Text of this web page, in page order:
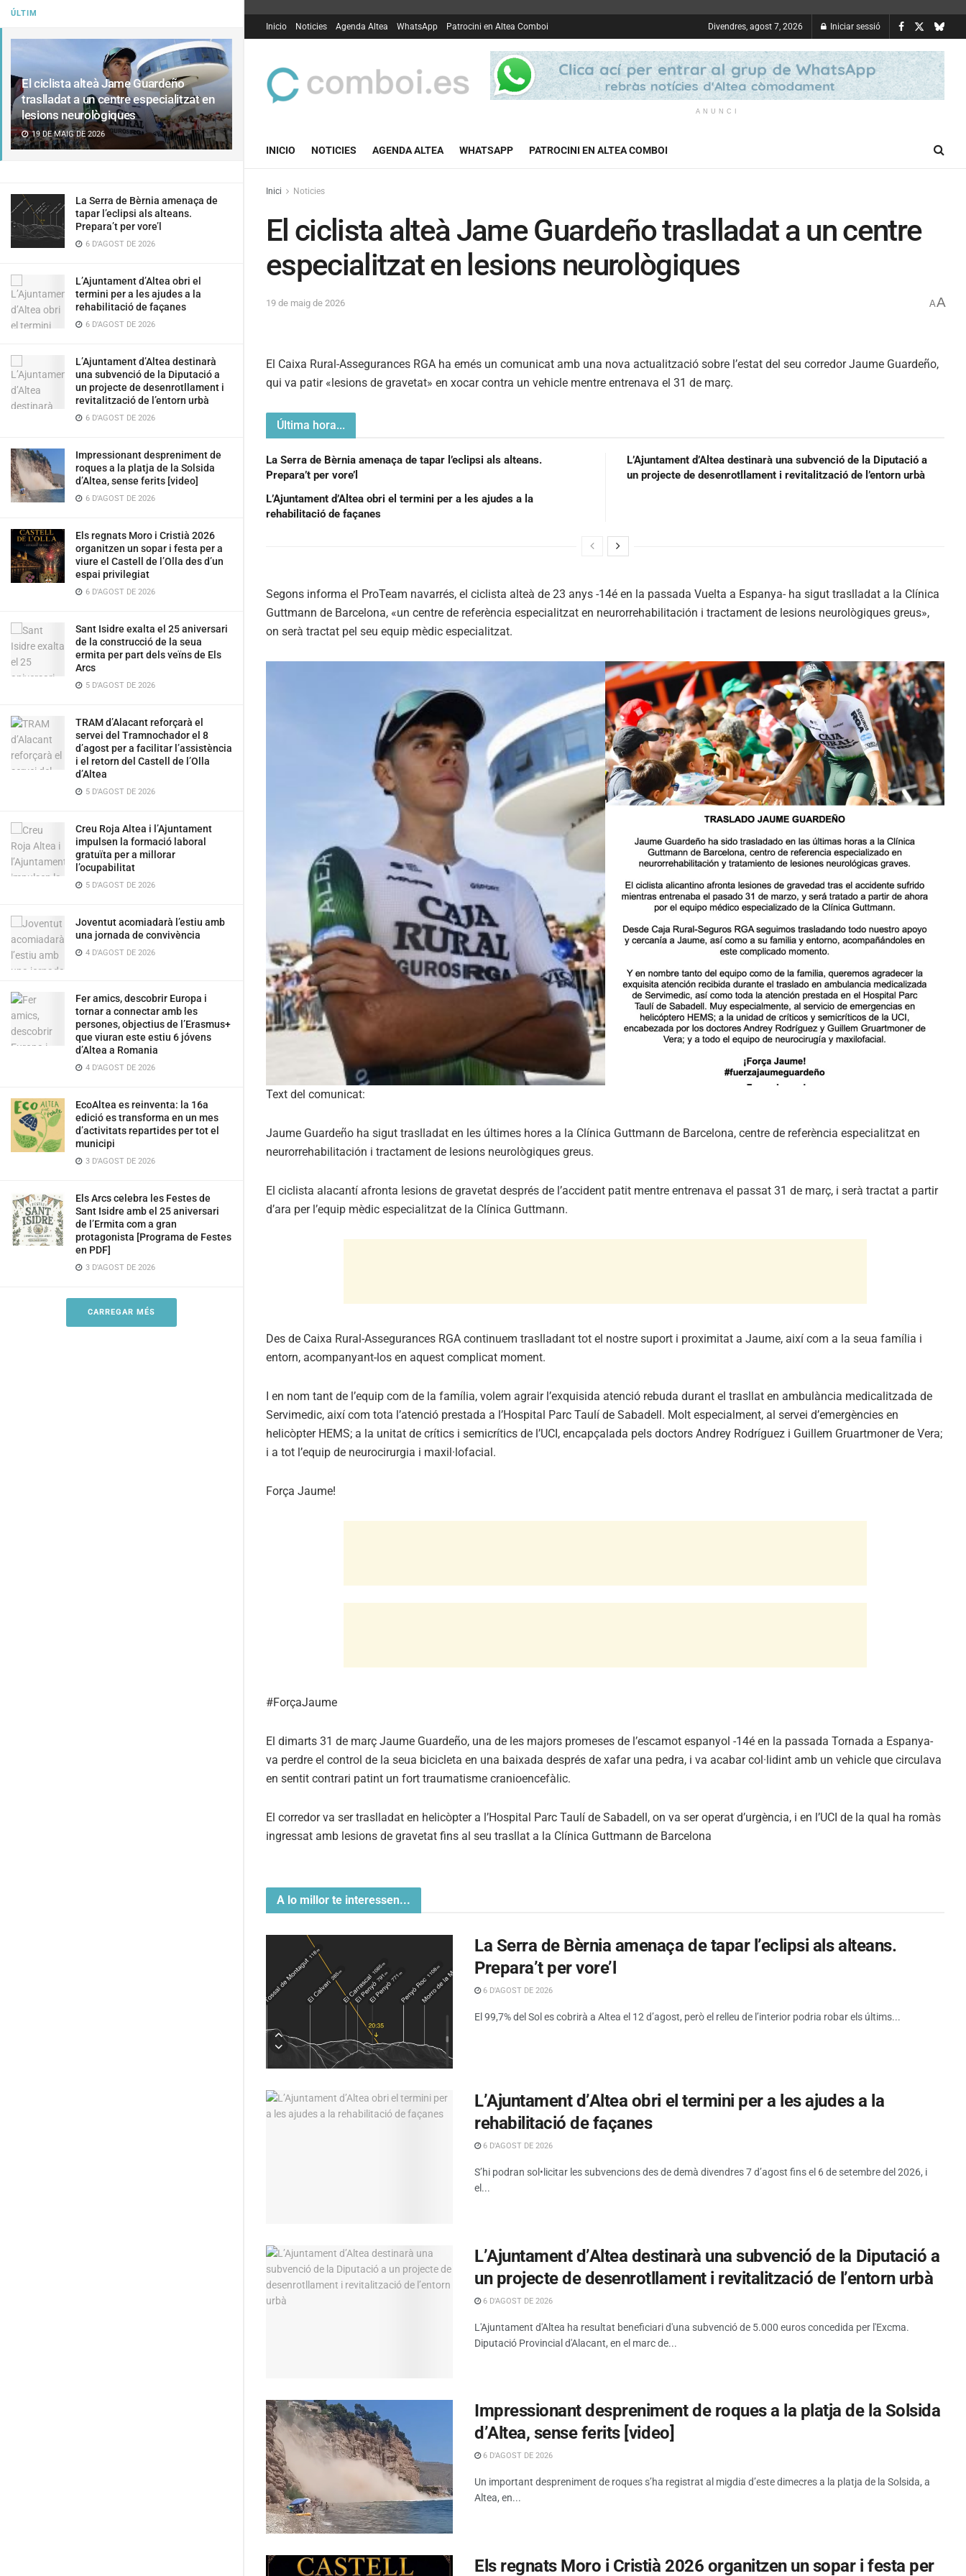
ÚLTIM
El ciclista alteà Jame Guardeño
traslladat a un centre especialitzat en
lesions neurològiques
19 DE MAIG DE 2026
La Serra de Bèrnia amenaça de
tapar l’eclipsi als alteans.
Prepara’t per vore’l
6 D'AGOST DE 2026
L’Ajuntament d’Altea obri el
termini per a les ajudes a la
rehabilitació de façanes
6 D'AGOST DE 2026
L’Ajuntament d’Altea destinarà
una subvenció de la Diputació a
un projecte de desenrotllament i
revitalització de l’entorn urbà
6 D'AGOST DE 2026
Impressionant despreniment de
roques a la platja de la Solsida
d’Altea, sense ferits [video]
6 D'AGOST DE 2026
Els regnats Moro i Cristià 2026
organitzen un sopar i festa per a
viure el Castell de l’Olla des d’un
espai privilegiat
6 D'AGOST DE 2026
Sant Isidre exalta el 25 aniversari
de la construcció de la seua
ermita per part dels veïns de Els
Arcs
5 D'AGOST DE 2026
TRAM d’Alacant reforçarà el
servei del Tramnochador el 8
d’agost per a facilitar l’assistència
i el retorn del Castell de l’Olla
d’Altea
5 D'AGOST DE 2026
Creu Roja Altea i l’Ajuntament
impulsen la formació laboral
gratuïta per a millorar
l’ocupabilitat
5 D'AGOST DE 2026
Joventut acomiadarà l’estiu amb
una jornada de convivència
4 D'AGOST DE 2026
Fer amics, descobrir Europa i
tornar a connectar amb les
persones, objectius de l’Erasmus+
que viuran este estiu 6 jóvens
d’Altea a Romania
4 D'AGOST DE 2026
EcoAltea es reinventa: la 16a
edició es transforma en un mes
d’activitats repartides per tot el
municipi
3 D'AGOST DE 2026
Els Arcs celebra les Festes de
Sant Isidre amb el 25 aniversari
de l’Ermita com a gran
protagonista [Programa de Festes
en PDF]
3 D'AGOST DE 2026
CARREGAR MÉS
Inicio Noticies Agenda Altea WhatsApp Patrocini en Altea Comboi Divendres, agost 7, 2026 Iniciar sessió
ANUNCI
INICIO NOTICIES AGENDA ALTEA WHATSAPP PATROCINI EN ALTEA COMBOI
Inici Noticies
El ciclista alteà Jame Guardeño traslladat a un centre
especialitzat en lesions neurològiques
19 de maig de 2026 AA
El Caixa Rural-Assegurances RGA ha emés un comunicat amb una nova actualització sobre l’estat del seu corredor Jaume Guardeño,
qui va patir «lesions de gravetat» en xocar contra un vehicle mentre entrenava el 31 de març.
Última hora...
La Serra de Bèrnia amenaça de tapar l’eclipsi als alteans.
Prepara’t per vore’l
L’Ajuntament d’Altea obri el termini per a les ajudes a la
rehabilitació de façanes
L’Ajuntament d’Altea destinarà una subvenció de la Diputació a
un projecte de desenrotllament i revitalització de l’entorn urbà
Segons informa el ProTeam navarrés, el ciclista alteà de 23 anys -14é en la passada Vuelta a Espanya- ha sigut traslladat a la Clínica
Guttmann de Barcelona, «un centre de referència especialitzat en neurorrehabilitación i tractament de lesions neurològiques greus»,
on serà tractat pel seu equip mèdic especialitzat.
Text del comunicat:
Jaume Guardeño ha sigut traslladat en les últimes hores a la Clínica Guttmann de Barcelona, centre de referència especialitzat en
neurorrehabilitación i tractament de lesions neurològiques greus.
El ciclista alacantí afronta lesions de gravetat després de l’accident patit mentre entrenava el passat 31 de març, i serà tractat a partir
d’ara per l’equip mèdic especialitzat de la Clínica Guttmann.
Des de Caixa Rural-Assegurances RGA continuem traslladant tot el nostre suport i proximitat a Jaume, així com a la seua família i
entorn, acompanyant-los en aquest complicat moment.
I en nom tant de l’equip com de la família, volem agrair l’exquisida atenció rebuda durant el trasllat en ambulància medicalitzada de
Servimedic, així com tota l’atenció prestada a l’Hospital Parc Taulí de Sabadell. Molt especialment, al servei d’emergències en
helicòpter HEMS; a la unitat de crítics i semicrítics de l’UCI, encapçalada pels doctors Andrey Rodríguez i Guillem Gruartmoner de Vera;
i a tot l’equip de neurocirurgia i maxil·lofacial.
Força Jaume!
#ForçaJaume
El dimarts 31 de març Jaume Guardeño, una de les majors promeses de l’escamot espanyol -14é en la passada Tornada a Espanya-
va perdre el control de la seua bicicleta en una baixada després de xafar una pedra, i va acabar col·lidint amb un vehicle que circulava
en sentit contrari patint un fort traumatisme cranioencefàlic.
El corredor va ser traslladat en helicòpter a l’Hospital Parc Taulí de Sabadell, on va ser operat d’urgència, i en l’UCI de la qual ha romàs
ingressat amb lesions de gravetat fins al seu trasllat a la Clínica Guttmann de Barcelona
A lo millor te interessen...
La Serra de Bèrnia amenaça de tapar l’eclipsi als alteans.
Prepara’t per vore’l
6 D'AGOST DE 2026
El 99,7% del Sol es cobrirà a Altea el 12 d’agost, però el relleu de l’interior podria robar els últims...
L’Ajuntament d’Altea obri el termini per a les ajudes a la
rehabilitació de façanes
6 D'AGOST DE 2026
S’hi podran sol•licitar les subvencions des de demà divendres 7 d’agost fins el 6 de setembre del 2026, i
el...
L’Ajuntament d’Altea destinarà una subvenció de la Diputació a
un projecte de desenrotllament i revitalització de l’entorn urbà
6 D'AGOST DE 2026
L'Ajuntament d'Altea ha resultat beneficiari d'una subvenció de 5.000 euros concedida per l'Excma.
Diputació Provincial d'Alacant, en el marc de...
Impressionant despreniment de roques a la platja de la Solsida
d’Altea, sense ferits [video]
6 D'AGOST DE 2026
Un important despreniment de roques s’ha registrat al migdia d’este dimecres a la platja de la Solsida, a
Altea, en...
Els regnats Moro i Cristià 2026 organitzen un sopar i festa per